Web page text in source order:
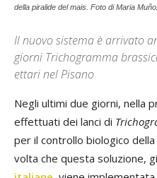
della piralide del mais. Foto di Maria
Il nuovo sistema è arrivato
giorni Trichogramma
ettari nel Pisano
Negli ultimi due giorni, nella
effettuati dei lanci di
per il controllo biologico
volta che questa soluzione,